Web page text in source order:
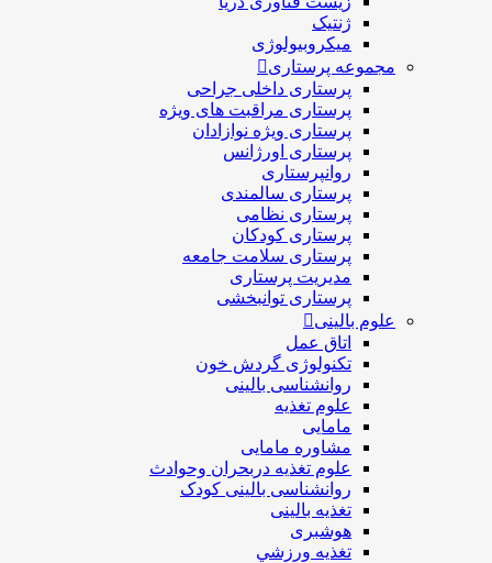
ژنتیک
میکروبیولوژی
مجموعه پرستاری
پرستاری داخلی جراحی
پرستاری مراقبت های ويژه
پرستاری ويژه نوازادان
پرستاری اورژانس
روانپرستاری
پرستاری سالمندی
پرستاری نظامی
پرستاری کودکان
پرستاری سلامت جامعه
مدیریت پرستاری
پرستاری توانبخشی
علوم بالینی
اتاق عمل
تکنولوژی گردش خون
روانشناسی بالینی
علوم تغذیه
مامایی
مشاوره مامایی
علوم تغذیه دربحران وحوادث
روانشناسی بالینی کودک
تغذیه بالینی
هوشبری
تغذيه ورزشي